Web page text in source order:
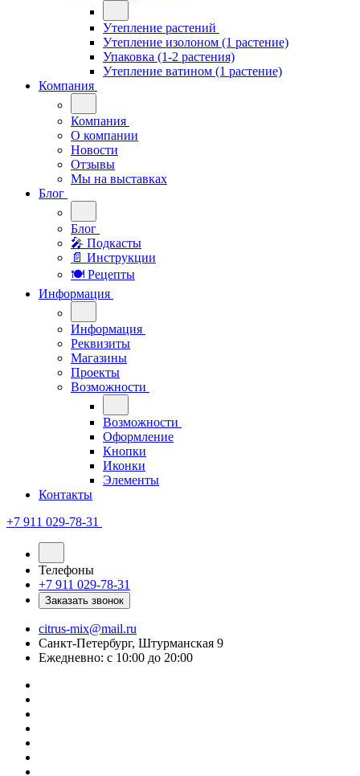
Утепление растений
Утепление изолоном (1 растение)
Упаковка (1-2 растения)
Утепление ватином (1 растение)
Компания
Компания
О компании
Новости
Отзывы
Мы на выставках
Блог
Блог
🎤︎︎ Подкасты
📄 Инструкции
🍽 Рецепты
Информация
Информация
Реквизиты
Магазины
Проекты
Возможности
Возможности
Оформление
Кнопки
Иконки
Элементы
Контакты
+7 911 029-78-31
Телефоны
+7 911 029-78-31
Заказать звонок
citrus-mix@mail.ru
Санкт-Петербург, Штурманская 9
Ежедневно: с 10:00 до 20:00